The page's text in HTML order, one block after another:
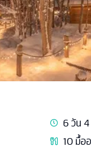
6วัน4
10มื้อ